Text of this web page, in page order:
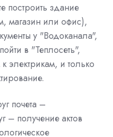
построить здание
магазин или офис),
у "Водоканала",
в "Теплосеть",
электрикам, и только
почета –
– получение актов